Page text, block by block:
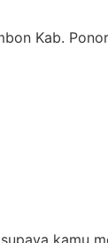
Kab.
kamu